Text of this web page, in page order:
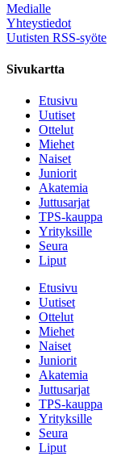
Medialle
Yhteystiedot
Uutisten RSS-syöte
Sivukartta
Etusivu
Uutiset
Ottelut
Miehet
Naiset
Juniorit
Akatemia
Juttusarjat
TPS-kauppa
Yrityksille
Seura
Liput
Etusivu
Uutiset
Ottelut
Miehet
Naiset
Juniorit
Akatemia
Juttusarjat
TPS-kauppa
Yrityksille
Seura
Liput